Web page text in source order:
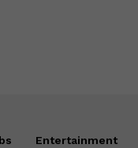
Entertainment